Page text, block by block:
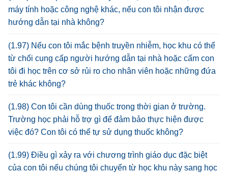
máy tính hoặc công nghệ khác, nếu con tôi nhận được
hướng dẫn tại nhà không?
(1.97) Nếu con tôi mắc bệnh truyền nhiễm, học khu có thể
từ chối cung cấp người hướng dẫn tại nhà hoặc cấm con
tôi đi học trên cơ sở rủi ro cho nhân viên hoặc những đứa
trẻ khác không?
(1.98) Con tôi cần dùng thuốc trong thời gian ở trường.
Trường học phải hỗ trợ gì để đảm bảo thực hiện được
việc đó? Con tôi có thể tự sử dụng thuốc không?
(1.99) Điều gì xảy ra với chương trình giáo dục đặc biệt
của con tôi nếu chúng tôi chuyển từ học khu này sang học